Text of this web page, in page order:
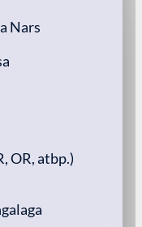
Nars
OR, atbp.)